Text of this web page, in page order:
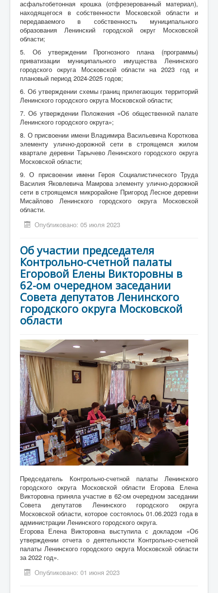
асфальтобетонная крошка (отфрезерованный материал),
находящегося в собственности Московской области и
передаваемого в собственность муниципального
образования Ленинский городской округ Московской
области;
5. Об утверждении Прогнозного плана (программы)
приватизации муниципального имущества Ленинского
городского округа Московской области на 2023 год и
плановый период 2024-2025 годов;
6. Об утверждении схемы границ прилегающих территорий
Ленинского городского округа Московской области;
7. Об утверждении Положения «Об общественной палате
Ленинского городского округа»;
8. О присвоении имени Владимира Васильевича Короткова
элементу улично-дорожной сети в строящемся жилом
квартале деревни Тарычево Ленинского городского округа
Московской области;
9. О присвоении имени Героя Социалистического Труда
Василия Яковлевича Мамрова элементу улично-дорожной
сети в строящемся микрорайоне Пригород Лесное деревни
Мисайлово Ленинского городского округа Московской
области.
Опубликовано: 05 июля 2023
Об участии председателя
Контрольно-счетной палаты
Егоровой Елены Викторовны в
62-ом очередном заседании
Совета депутатов Ленинского
городского округа Московской
области
Председатель Контрольно-счетной палаты Ленинского
городского округа Московской области Егорова Елена
Викторовна приняла участие в 62-ом очередном заседании
Совета депутатов Ленинского городского округа
Московской области, которое состоялось 01.06.2023 года в
администрации Ленинского городского округа.
Егорова Елена Викторовна выступила с докладом «Об
утверждении отчета о деятельности Контрольно-счетной
палаты Ленинского городского округа Московской области
за 2022 год».
Опубликовано: 01 июня 2023